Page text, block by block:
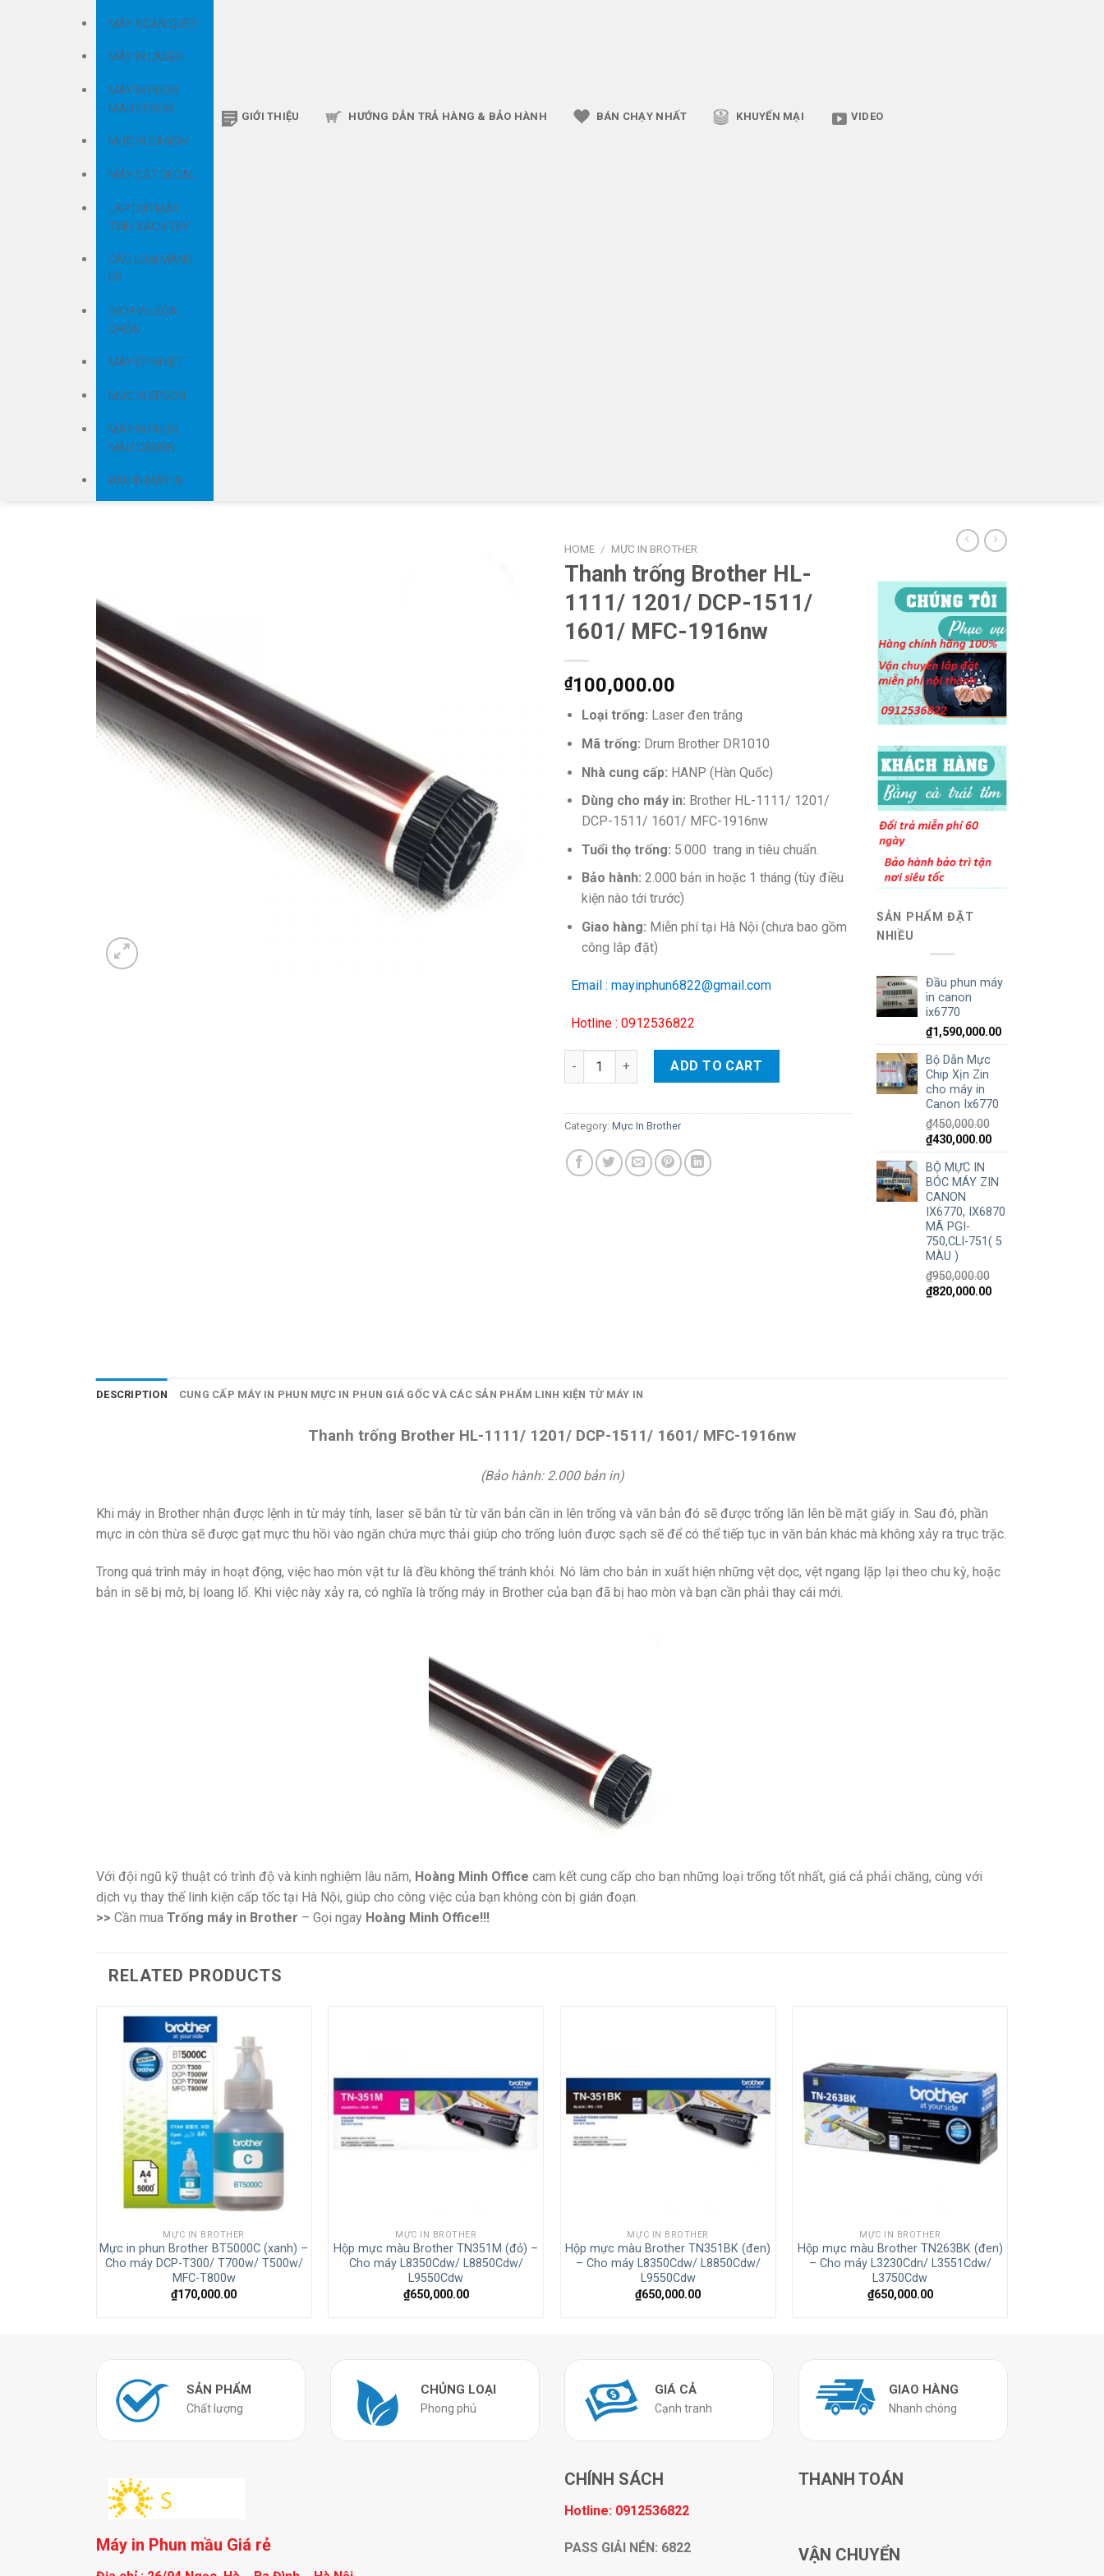
MÁY SCAN QUÉT
MÁY IN LASER
MÁY IN PHUN
MÀU EPSON
MỰC IN CANON
MÁY CẮT DECAL
LAPTOP MÁY
TÍNH XÁCH TAY
CÁC LOẠI MÀNG
ÉP
DỊCH VỤ SỬA
CHỮA
MÁY ÉP NHIỆT
MỰC IN EPSON
MÁY IN PHUN
MÀU CANON
ĐẦU IN MÁY IN
GIỚI THIỆU HƯỚNG DẪN TRẢ HÀNG & BẢO HÀNH BÁN CHẠY NHẤT KHUYẾN MẠI VIDEO
HOME / MỰC IN BROTHER
Thanh trống Brother HL-
1111/ 1201/ DCP-1511/
1601/ MFC-1916nw
₫100,000.00
Loại trống: Laser đen trắng
Mã trống: Drum Brother DR1010
Nhà cung cấp: HANP (Hàn Quốc)
Dùng cho máy in: Brother HL-1111/ 1201/
DCP-1511/ 1601/ MFC-1916nw
Tuổi thọ trống: 5.000 trang in tiêu chuẩn.
Bảo hành: 2.000 bản in hoặc 1 tháng (tùy điều
kiện nào tới trước)
Giao hàng: Miễn phí tại Hà Nội (chưa bao gồm
công lắp đặt)
Email : mayinphun6822@gmail.com
Hotline : 0912536822
Thanh trống Brother HL-1111/ 1201/ DCP-1511/ 1601/ MFC-1916nw quantity
ADD TO CART
Category: Mực In Brother
SẢN PHẨM ĐẶT
NHIỀU
Đầu phun máy
in canon
ix6770
₫1,590,000.00
Bộ Dẫn Mực
Chip Xịn Zin
cho máy in
Canon Ix6770
₫450,000.00
₫430,000.00
BỘ MỰC IN
BÓC MÁY ZIN
CANON
IX6770, IX6870
MÃ PGI-
750,CLI-751( 5
MÀU )
₫950,000.00
₫820,000.00
DESCRIPTION CUNG CẤP MÁY IN PHUN MỰC IN PHUN GIÁ GỐC VÀ CÁC SẢN PHẨM LINH KIỆN TỪ MÁY IN
Thanh trống Brother HL-1111/ 1201/ DCP-1511/ 1601/ MFC-1916nw
(Bảo hành: 2.000 bản in)
Khi máy in Brother nhận được lệnh in từ máy tính, laser sẽ bắn từ từ văn bản cần in lên trống và văn bản đó sẽ được trống lăn lên bề mặt giấy in. Sau đó, phần
mực in còn thừa sẽ được gạt mực thu hồi vào ngăn chứa mực thải giúp cho trống luôn được sạch sẽ để có thể tiếp tục in văn bản khác mà không xảy ra trục trặc.
Trong quá trình máy in hoạt động, việc hao mòn vật tư là đều không thể tránh khỏi. Nó làm cho bản in xuất hiện những vệt dọc, vệt ngang lặp lại theo chu kỳ, hoặc
bản in sẽ bị mờ, bị loang lổ. Khi việc này xảy ra, có nghĩa là trống máy in Brother của bạn đã bị hao mòn và bạn cần phải thay cái mới.
Với đội ngũ kỹ thuật có trình độ và kinh nghiệm lâu năm, Hoàng Minh Office cam kết cung cấp cho bạn những loại trống tốt nhất, giá cả phải chăng, cùng với
dịch vụ thay thế linh kiện cấp tốc tại Hà Nội, giúp cho công việc của bạn không còn bị gián đoạn.
>> Cần mua Trống máy in Brother – Gọi ngay Hoàng Minh Office!!!
RELATED PRODUCTS
MỰC IN BROTHER
Mực in phun Brother BT5000C (xanh) –
Cho máy DCP-T300/ T700w/ T500w/
MFC-T800w
₫170,000.00
MỰC IN BROTHER
Hộp mực màu Brother TN351M (đỏ) –
Cho máy L8350Cdw/ L8850Cdw/
L9550Cdw
₫650,000.00
MỰC IN BROTHER
Hộp mực màu Brother TN351BK (đen)
– Cho máy L8350Cdw/ L8850Cdw/
L9550Cdw
₫650,000.00
MỰC IN BROTHER
Hộp mực màu Brother TN263BK (đen)
– Cho máy L3230Cdn/ L3551Cdw/
L3750Cdw
₫650,000.00
SẢN PHẨM
Chất lượng
CHỦNG LOẠI
Phong phú
GIÁ CẢ
Cạnh tranh
GIAO HÀNG
Nhanh chóng
Máy in Phun mầu Giá rẻ
CHÍNH SÁCH
Hotline: 0912536822
PASS GIẢI NÉN: 6822
THANH TOÁN
VẬN CHUYỂN